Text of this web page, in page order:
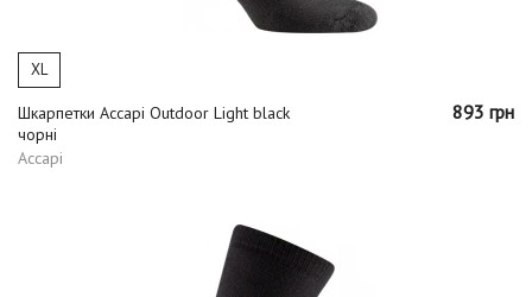
XL
Шкарпетки Accapi Outdoor Light black
чорні
Accapi
893 грн